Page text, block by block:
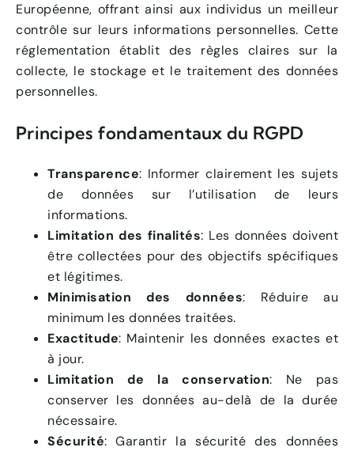
Européenne, offrant ainsi aux individus un meilleur
contrôle sur leurs informations personnelles. Cette
réglementation établit des règles claires sur la
collecte, le stockage et le traitement des données
personnelles.
Principes fondamentaux du RGPD
Transparence: Informer clairement les sujets
de données sur l’utilisation de leurs
informations.
Limitation des finalités: Les données doivent
être collectées pour des objectifs spécifiques
et légitimes.
Minimisation des données: Réduire au
minimum les données traitées.
Exactitude: Maintenir les données exactes et
à jour.
Limitation de la conservation: Ne pas
conserver les données au-delà de la durée
nécessaire.
Sécurité: Garantir la sécurité des données